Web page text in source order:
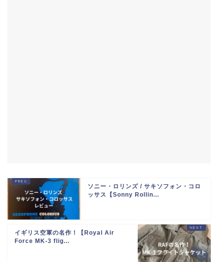
ソニー・ロリンズ / サキソフォン・コロ
ッサス【Sonny Rollin...
イギリス空軍の名作！【Royal Air
Force MK-3 flig...